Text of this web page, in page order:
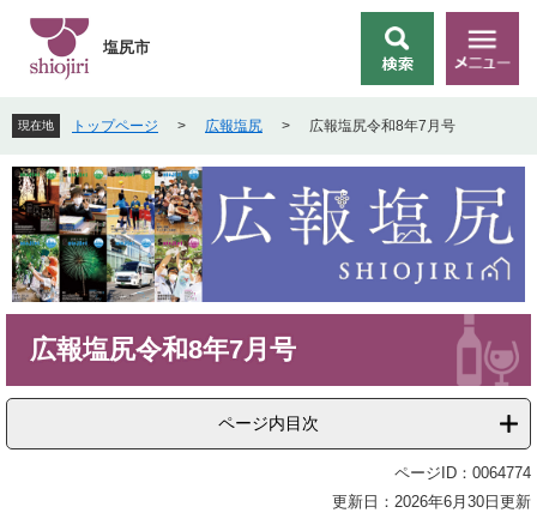
先
頭
で
。
を
飛
ば
て
本
文
へ
索
メ
ニ
ー
塩尻市
現在地 トップページ > 広報塩尻 > 広報塩尻令和8年7月号
広報塩尻令和8年7月号
ページ内目次
ページID：0064774
更新日：2026年6月30日更新